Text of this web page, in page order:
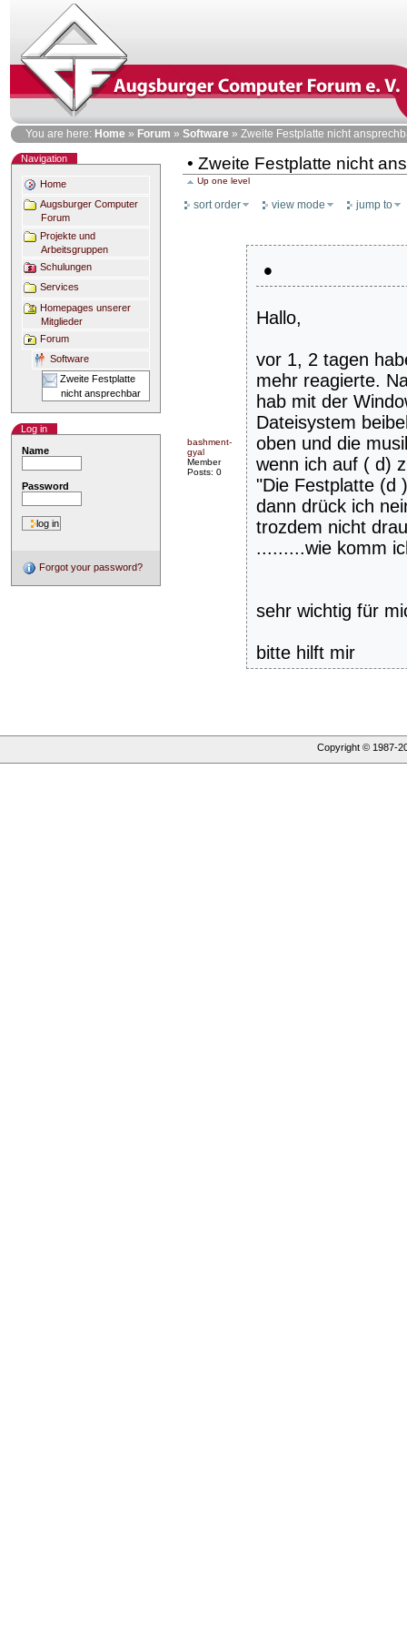
Personal
tools
You are here: Home » Forum »Software » Zweite Festplatte nicht
Navigation
Home
Augsburger Computer
Forum
Projekte und
Arbeitsgruppen
Schulungen
Services
Homepages unserer
Mitglieder
Forum
Software
Zweite Festplatte
nicht ansprechbar
Log in
Name
Password
Forgot your password?
• Zweite Festplatte nicht
Up one level
sort order view mode jump to
bashment-
gyal
Member
Posts: 0
•
Hallo,
vor 1, 2 tagen
mehr reagierte.
hab mit der
Dateisystem
oben und die
wenn ich auf ( d)
"Die Festplatte (d
dann drück ich
trozdem nicht
.........wie komm
sehr wichtig für
bitte hilft mir
Copyright © 1987-